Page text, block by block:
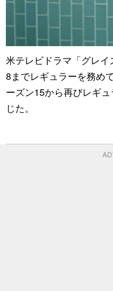
米テレビドラマ「グレ
8までレギュラーを務め
ーズン15から再びレギ
じた。